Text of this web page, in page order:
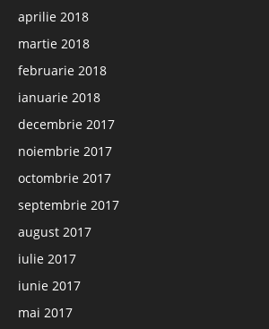
aprilie 2018
martie 2018
februarie 2018
ianuarie 2018
decembrie 2017
noiembrie 2017
octombrie 2017
septembrie 2017
august 2017
iulie 2017
iunie 2017
mai 2017